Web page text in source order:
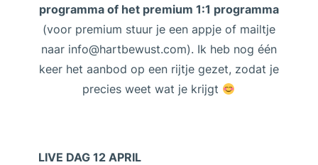
programma of het premium 1:1 programma
(voor premium stuur je een appje of mailtje
naar info@hartbewust.com). Ik heb nog één
keer het aanbod op een rijtje gezet, zodat je
precies weet wat je krijgt
LIVE DAG 12 APRIL